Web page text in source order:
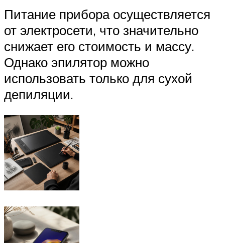
Питание прибора осуществляется
от электросети, что значительно
снижает его стоимость и массу.
Однако эпилятор можно
использовать только для сухой
депиляции.